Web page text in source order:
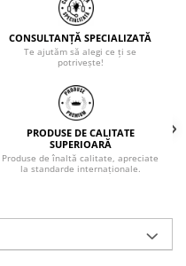
CONSULTANȚĂ SPECIALIZATĂ
Te ajutăm să alegi ce ți se
potrivește!
PRODUSE DE CALITATE
SUPERIOARĂ
Produse de înaltă calitate, apreciate
la standarde internaționale.